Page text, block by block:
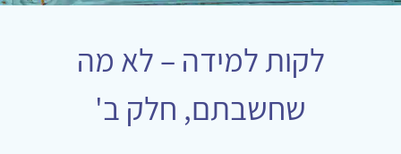
לקות למידה – לא מה
שחשבתם, חלק ב'